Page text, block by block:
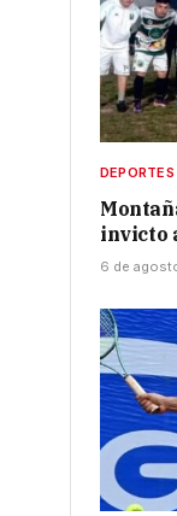
DEPORTES
invicto
6 de